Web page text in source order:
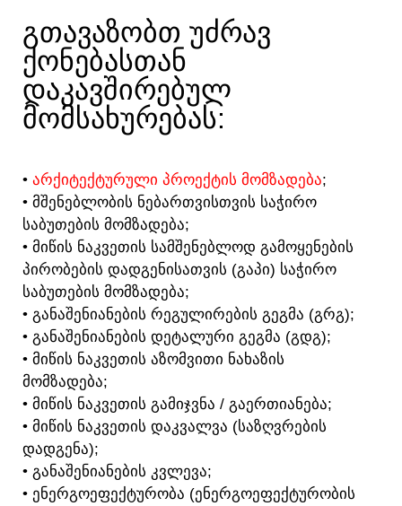
ᲒᲗᲐᲕᲐᲖᲝᲑᲗ ᲣᲫᲠᲐᲕ
ᲥᲝᲜᲔᲑᲐᲡᲗᲐᲜ
ᲓᲐᲙᲐᲕᲨᲘᲠᲔᲑᲣᲚ
ᲛᲝᲛᲡᲐᲮᲣᲠᲔᲑᲐᲡ:​
• ᲐᲠᲥᲘᲢᲔᲥᲢᲣᲠᲣᲚᲘ ᲞᲠᲝᲔᲥᲢᲘᲡ ᲛᲝᲛᲖᲐᲓᲔᲑᲐ;
• ᲛᲨᲔᲜᲔᲑᲚᲝᲑᲘᲡ ᲜᲔᲑᲐᲠᲗᲕᲘᲡᲗᲕᲘᲡ ᲡᲐᲭᲘᲠᲝ
ᲡᲐᲑᲣᲗᲔᲑᲘᲡ ᲛᲝᲛᲖᲐᲓᲔᲑᲐ;
• ᲛᲘᲬᲘᲡ ᲜᲐᲙᲕᲔᲗᲘᲡ ᲡᲐᲛᲨᲔᲜᲔᲑᲚᲝᲓ ᲒᲐᲛᲝᲧᲔᲜᲔᲑᲘᲡ
ᲞᲘᲠᲝᲑᲔᲑᲘᲡ ᲓᲐᲓᲒᲔᲜᲘᲡᲐᲗᲕᲘᲡ (ᲒᲐᲞᲘ) ᲡᲐᲭᲘᲠᲝ
ᲡᲐᲑᲣᲗᲔᲑᲘᲡ ᲛᲝᲛᲖᲐᲓᲔᲑᲐ;
• ᲒᲐᲜᲐᲨᲔᲜᲘᲐᲜᲔᲑᲘᲡ ᲠᲔᲒᲣᲚᲘᲠᲔᲑᲘᲡ ᲒᲔᲒᲛᲐ (ᲒᲠᲒ);
• ᲒᲐᲜᲐᲨᲔᲜᲘᲐᲜᲔᲑᲘᲡ ᲓᲔᲢᲐᲚᲣᲠᲘ ᲒᲔᲒᲛᲐ (ᲒᲓᲒ);
• ᲛᲘᲬᲘᲡ ᲜᲐᲙᲕᲔᲗᲘᲡ ᲐᲖᲝᲛᲕᲘᲗᲘ ᲜᲐᲮᲐᲖᲘᲡ
ᲛᲝᲛᲖᲐᲓᲔᲑᲐ;
• ᲛᲘᲬᲘᲡ ᲜᲐᲙᲕᲔᲗᲘᲡ ᲒᲐᲛᲘᲯᲕᲜᲐ / ᲒᲐᲔᲠᲗᲘᲐᲜᲔᲑᲐ;
• ᲛᲘᲬᲘᲡ ᲜᲐᲙᲕᲔᲗᲘᲡ ᲓᲐᲙᲕᲐᲚᲕᲐ (ᲡᲐᲖᲦᲕᲠᲔᲑᲘᲡ
ᲓᲐᲓᲒᲔᲜᲐ);
• ᲒᲐᲜᲐᲨᲔᲜᲘᲐᲜᲔᲑᲘᲡ ᲙᲕᲚᲔᲕᲐ;
• ᲔᲜᲔᲠᲒᲝᲔᲤᲔᲥᲢᲣᲠᲝᲑᲐ (ᲔᲜᲔᲠᲒᲝᲔᲤᲔᲥᲢᲣᲠᲝᲑᲘᲡ